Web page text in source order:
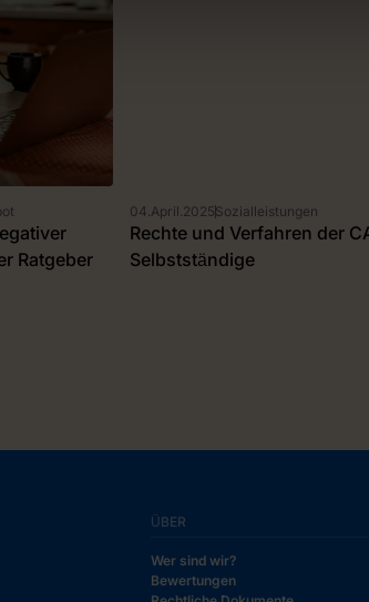
Ratgeber
04.April.2025Sozialleistungen
Rechte und Verfahren der
Selbstständige
ÜBER
Wer sind wir?
Bewertungen